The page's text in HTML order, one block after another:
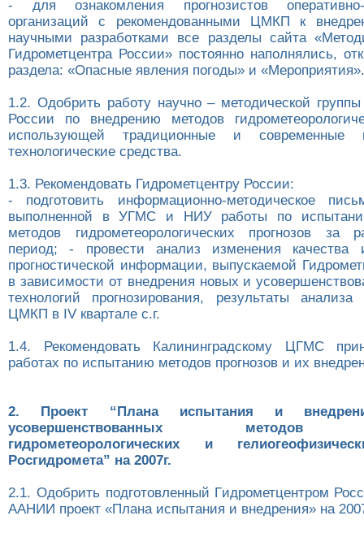
- для ознакомления прогнозистов оперативно-
организаций с рекомендованными ЦМКП к
научными разработками все разделы сайта
Гидрометцентра России» постоянно наполнялись,
раздела: «Опасные явления погоды» и «Мероприятия».
1.2. Одобрить работу научно – методической группы
России по внедрению методов
использующей традиционные и современные
технологические средства.
1.3. Рекомендовать Гидрометцентру России:
- подготовить информационно-методическое
выполненной в УГМС и НИУ работы по
методов гидрометеорологических прогнозов за
период; - провести анализ изменения качества
прогностической информации, выпускаемой
в зависимости от внедрения новых и
технологий прогнозирования, результаты
ЦМКП в IV квартале с.г.
1.4. Рекомендовать Калининградскому ЦГМС
работах по испытанию методов прогнозов и их
2. Проект “Плана испытания и
усовершенствованных методов
гидрометеорологических и
Росгидромета” на 2007г.
2.1. Одобрить подготовленный Гидрометцентром
ААНИИ проект «Плана испытания и внедрения» на